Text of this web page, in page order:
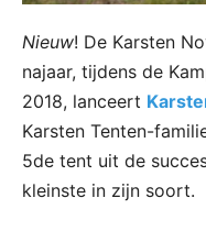
Nieuw! De Karsten
najaar, tijdens de
2018, lanceert
Karsten Tenten-
5de tent uit de
kleinste in zijn soort.